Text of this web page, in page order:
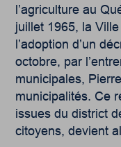
l’agriculture au
juillet 1965, la
l’adoption d’un
octobre, par
municipales,
municipalités. Ce
issues du district
citoyens, devient